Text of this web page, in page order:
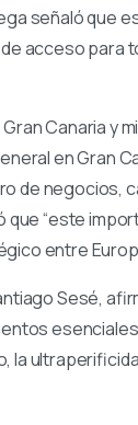
señaló que
acceso para
Canaria y
en Gran
de negocios,
que “este
entre
Sesé,